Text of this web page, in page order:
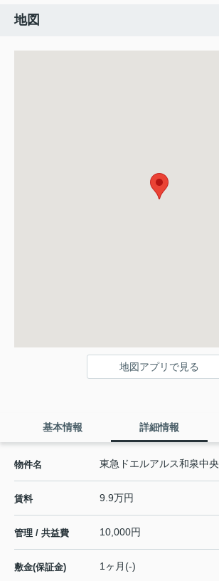
地図
地図アプリで見る
基本情報 詳細情報
物件名 東急ドエルアルス和泉中央
賃料 9.9万円
管理 / 共益費 10,000円
敷金(保証金) 1ヶ月(-)